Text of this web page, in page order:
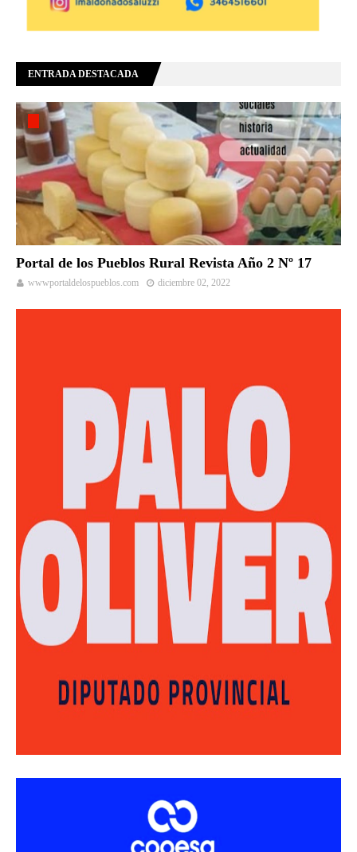
ENTRADA DESTACADA
Portal de los Pueblos Rural Revista Año 2 Nº 17
wwwportaldelospueblos.com diciembre 02, 2022